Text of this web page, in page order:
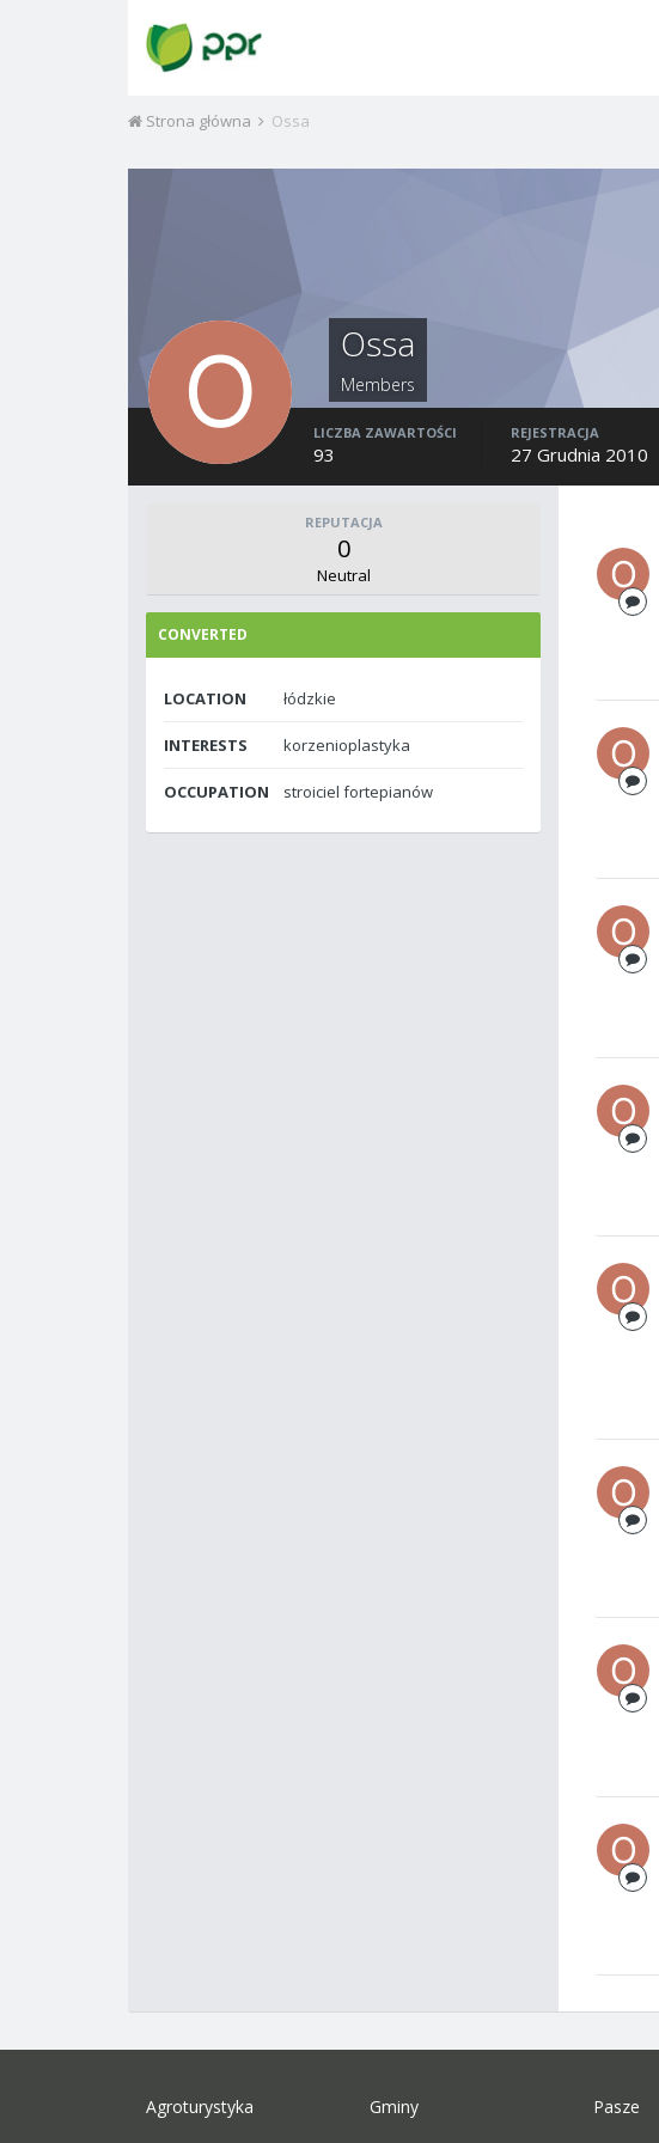
Strona główna Ossa
Ossa
Members
LICZBA ZAWARTOŚCI
93
REJESTRACJA
27 Grudnia 2010
REPUTACJA
0
Neutral
CONVERTED
LOCATION łódzkie
INTERESTS korzenioplastyka
OCCUPATION stroiciel fortepianów
Agroturystyka
Gminy
Pasze